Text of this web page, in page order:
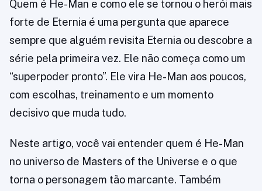
Quem é He-Man e como ele se tornou o herói mais
forte de Eternia é uma pergunta que aparece
sempre que alguém revisita Eternia ou descobre a
série pela primeira vez. Ele não começa como um
“superpoder pronto”. Ele vira He-Man aos poucos,
com escolhas, treinamento e um momento
decisivo que muda tudo.
Neste artigo, você vai entender quem é He-Man
no universo de Masters of the Universe e o que
torna o personagem tão marcante. Também